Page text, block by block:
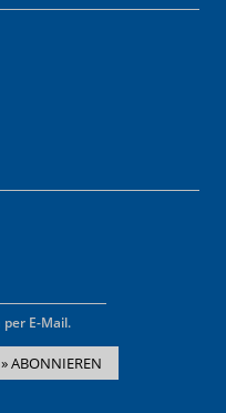
E-Mail.
» ABONNIEREN